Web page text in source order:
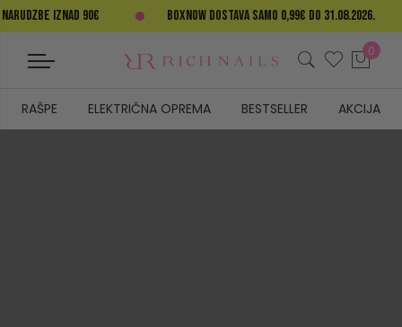
IZNAD 90€ BOXNOW DOSTAVA SAMO 0,99€ DO 31.08.2026.
0
RAŠPE ELEKTRIČNA OPREMA BESTSELLER AKCIJA